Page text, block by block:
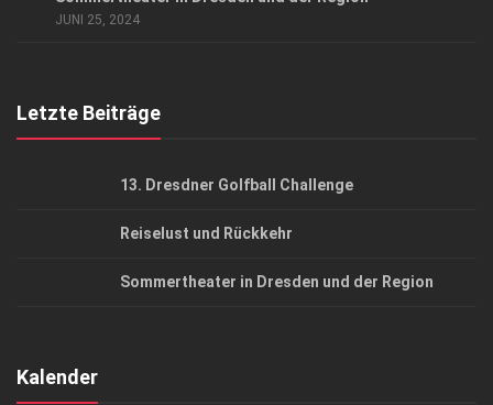
JUNI 25, 2024
Letzte Beiträge
13. Dresdner Golfball Challenge
Reiselust und Rückkehr
Sommertheater in Dresden und der Region
Kalender